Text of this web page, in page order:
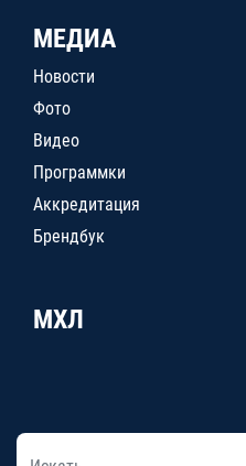
МЕДИА
Новости
Фото
Видео
Программки
Аккредитация
Брендбук
МХЛ